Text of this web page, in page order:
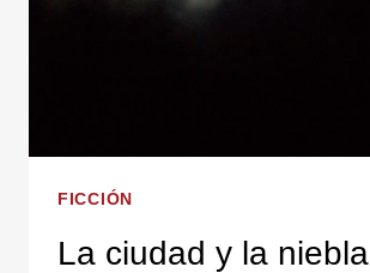
FICCIÓN
La ciudad y la niebla